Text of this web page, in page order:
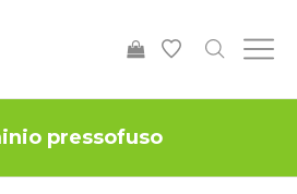
pressofuso